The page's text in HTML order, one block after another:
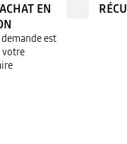
EN
est
votre